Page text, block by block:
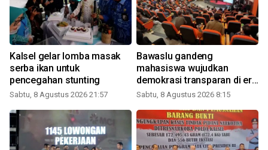
Kalsel gelar lomba masak
serba ikan untuk
pencegahan stunting
Sabtu, 8 Agustus 2026 21:57
Bawaslu gandeng
mahasiswa wujudkan
demokrasi transparan di era
digital
Sabtu, 8 Agustus 2026 8:15